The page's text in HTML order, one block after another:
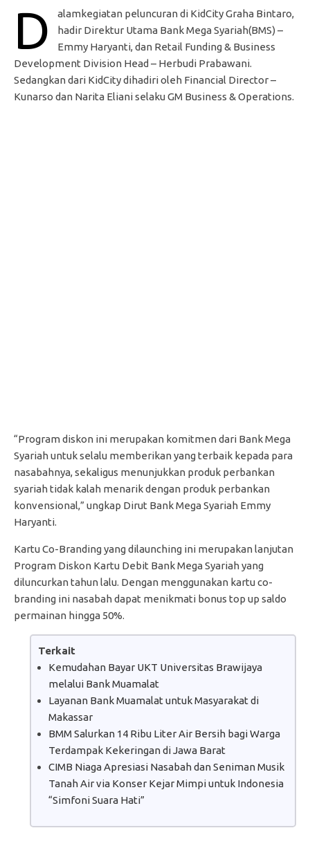
D
alamkegiatan peluncuran di KidCity Graha Bintaro,
hadir Direktur Utama Bank Mega Syariah(BMS) –
Emmy Haryanti, dan Retail Funding & Business
Development Division Head – Herbudi Prabawani.
Sedangkan dari KidCity dihadiri oleh Financial Director –
Kunarso dan Narita Eliani selaku GM Business & Operations.
“Program diskon ini merupakan komitmen dari Bank Mega
Syariah untuk selalu memberikan yang terbaik kepada para
nasabahnya, sekaligus menunjukkan produk perbankan
syariah tidak kalah menarik dengan produk perbankan
konvensional,” ungkap Dirut Bank Mega Syariah Emmy
Haryanti.
Kartu Co-Branding yang dilaunching ini merupakan lanjutan
Program Diskon Kartu Debit Bank Mega Syariah yang
diluncurkan tahun lalu. Dengan menggunakan kartu co-
branding ini nasabah dapat menikmati bonus top up saldo
permainan hingga 50%.
Terkait
Kemudahan Bayar UKT Universitas Brawijaya
melalui Bank Muamalat
Layanan Bank Muamalat untuk Masyarakat di
Makassar
BMM Salurkan 14 Ribu Liter Air Bersih bagi Warga
Terdampak Kekeringan di Jawa Barat
CIMB Niaga Apresiasi Nasabah dan Seniman Musik
Tanah Air via Konser Kejar Mimpi untuk Indonesia
“Simfoni Suara Hati”